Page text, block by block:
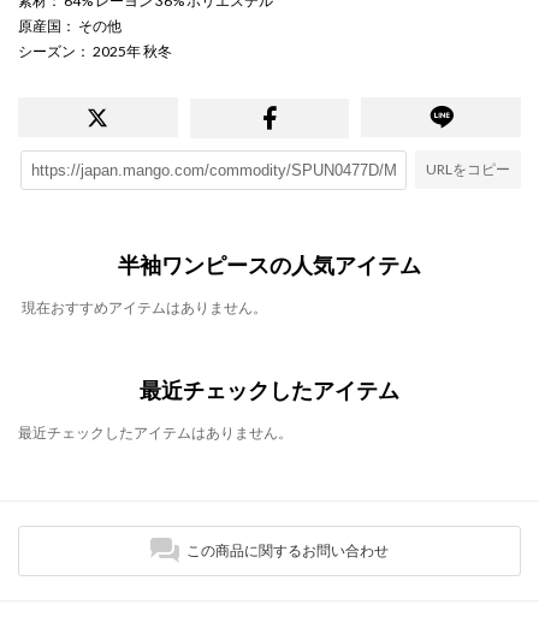
原産国 ： その他
シーズン ： 2025年 秋冬
URLをコピー
半袖ワンピースの人気アイテム
現在おすすめアイテムはありません。
最近チェックしたアイテム
最近チェックしたアイテムはありません。
この商品に関するお問い合わせ